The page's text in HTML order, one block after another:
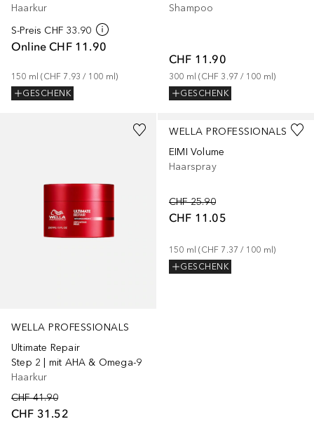
Haarkur
S-Preis CHF 33.90
Online CHF 11.90
150 ml (CHF 7.93 / 100 ml)
GESCHENK
Shampoo
CHF 11.90
300 ml (CHF 3.97 / 100 ml)
GESCHENK
WELLA PROFESSIONALS
Ultimate Repair
Step 2 | mit AHA & Omega-9
Haarkur
CHF 41.90
CHF 31.52
WELLA PROFESSIONALS
EIMI Volume
Haarspray
CHF 25.90
CHF 11.05
150 ml (CHF 7.37 / 100 ml)
GESCHENK